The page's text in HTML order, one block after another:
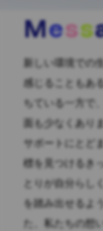
Mess
新しい環境での
感じることもあ
ちている一方で
面も少なくあり
サポートにとど
標を見つけるき
とりが自分らし
を踏み出せるよ
た、私たちの想